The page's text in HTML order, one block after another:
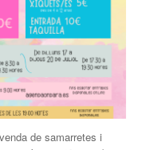
de samarretes i